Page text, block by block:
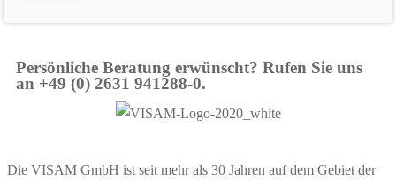
Persönliche Beratung erwünscht? Rufen Sie uns
an +49 (0) 2631 941288-0.
Die VISAM GmbH ist seit mehr als 30 Jahren auf dem Gebiet der